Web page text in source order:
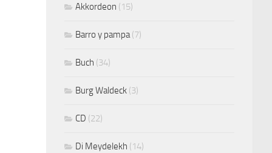
Akkordeon (15)
Barro y pampa (7)
Buch (34)
Burg Waldeck (3)
CD (22)
Di Meydelekh (14)